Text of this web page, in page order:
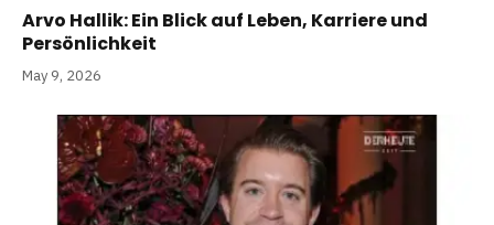
Arvo Hallik: Ein Blick auf Leben, Karriere und
Persönlichkeit
May 9, 2026